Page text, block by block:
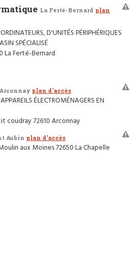
La Ferté-Bernard plan
D'UNITÉS PÉRIPHÉRIQUES
SPÉCIALISÉ
La Ferté-Bernard
Arconnay plan d'accès
ÉLECTROMÉNAGERS EN
coudray 72610 Arconnay
Aubin plan d'accès
aux Moines 72650 La Chapelle